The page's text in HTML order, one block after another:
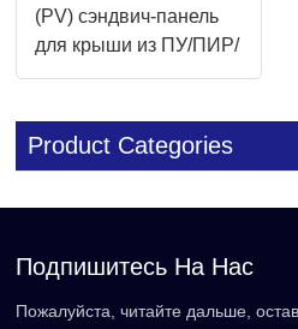
(PV) сэндвич-панель
для крыши из ПУ/ПИР/
минеральной ваты/
Product Categories
Подпишитесь На Нас
Пожалуйста, читайте дальше,